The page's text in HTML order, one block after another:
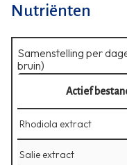
Nutriënten
Samenstelling per
bruin)
Actief
Rhodiola extract
Salie extract